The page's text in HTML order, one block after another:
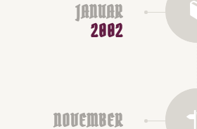
JANUAR
2002
NOVEMBER